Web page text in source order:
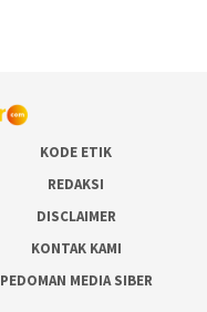
KODE ETIK
REDAKSI
DISCLAIMER
KONTAK KAMI
PEDOMAN MEDIA SIBER